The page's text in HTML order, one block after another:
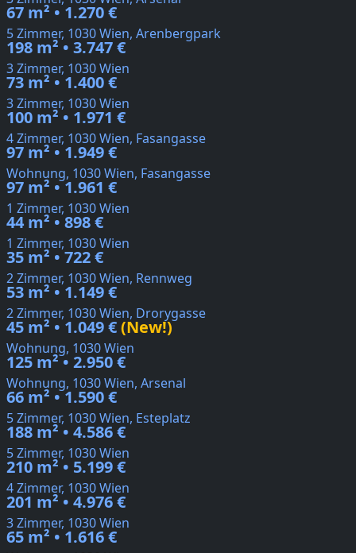
67 m² • 1.270 €
5 Zimmer, 1030 Wien, Arenbergpark
198 m² • 3.747 €
3 Zimmer, 1030 Wien
73 m² • 1.400 €
3 Zimmer, 1030 Wien
100 m² • 1.971 €
4 Zimmer, 1030 Wien, Fasangasse
97 m² • 1.949 €
Wohnung, 1030 Wien, Fasangasse
97 m² • 1.961 €
1 Zimmer, 1030 Wien
44 m² • 898 €
1 Zimmer, 1030 Wien
35 m² • 722 €
2 Zimmer, 1030 Wien, Rennweg
53 m² • 1.149 €
2 Zimmer, 1030 Wien, Drorygasse
45 m² • 1.049 €(New!)
Wohnung, 1030 Wien
125 m² • 2.950 €
Wohnung, 1030 Wien, Arsenal
66 m² • 1.590 €
5 Zimmer, 1030 Wien, Esteplatz
188 m² • 4.586 €
5 Zimmer, 1030 Wien
210 m² • 5.199 €
4 Zimmer, 1030 Wien
201 m² • 4.976 €
3 Zimmer, 1030 Wien
65 m² • 1.616 €